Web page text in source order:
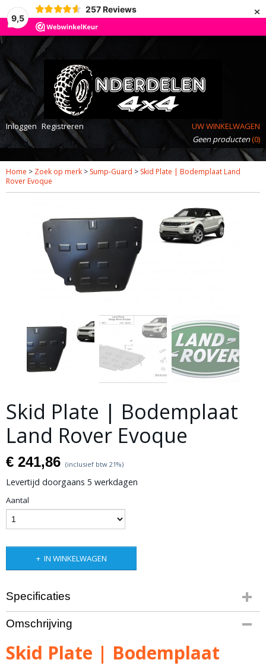
9,5
257 Reviews ×
Inloggen Registreren
UW WINKELWAGEN
Geen producten(0)
Home > Zoek op merk > Sump-Guard > Skid Plate | Bodemplaat Land
Rover Evoque
Skid Plate | Bodemplaat
Land Rover Evoque
€ 241,86 (inclusief btw 21%)
Levertijd doorgaans 5 werkdagen
Aantal
IN WINKELWAGEN
Specificaties
Bruto gewicht
20,00 Kg
Omschrijving
Skid Plate | Bodemplaat